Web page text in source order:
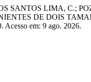
SANTOS LIMA, C.;
DE DOIS
Acesso em: 9 ago. 2026.